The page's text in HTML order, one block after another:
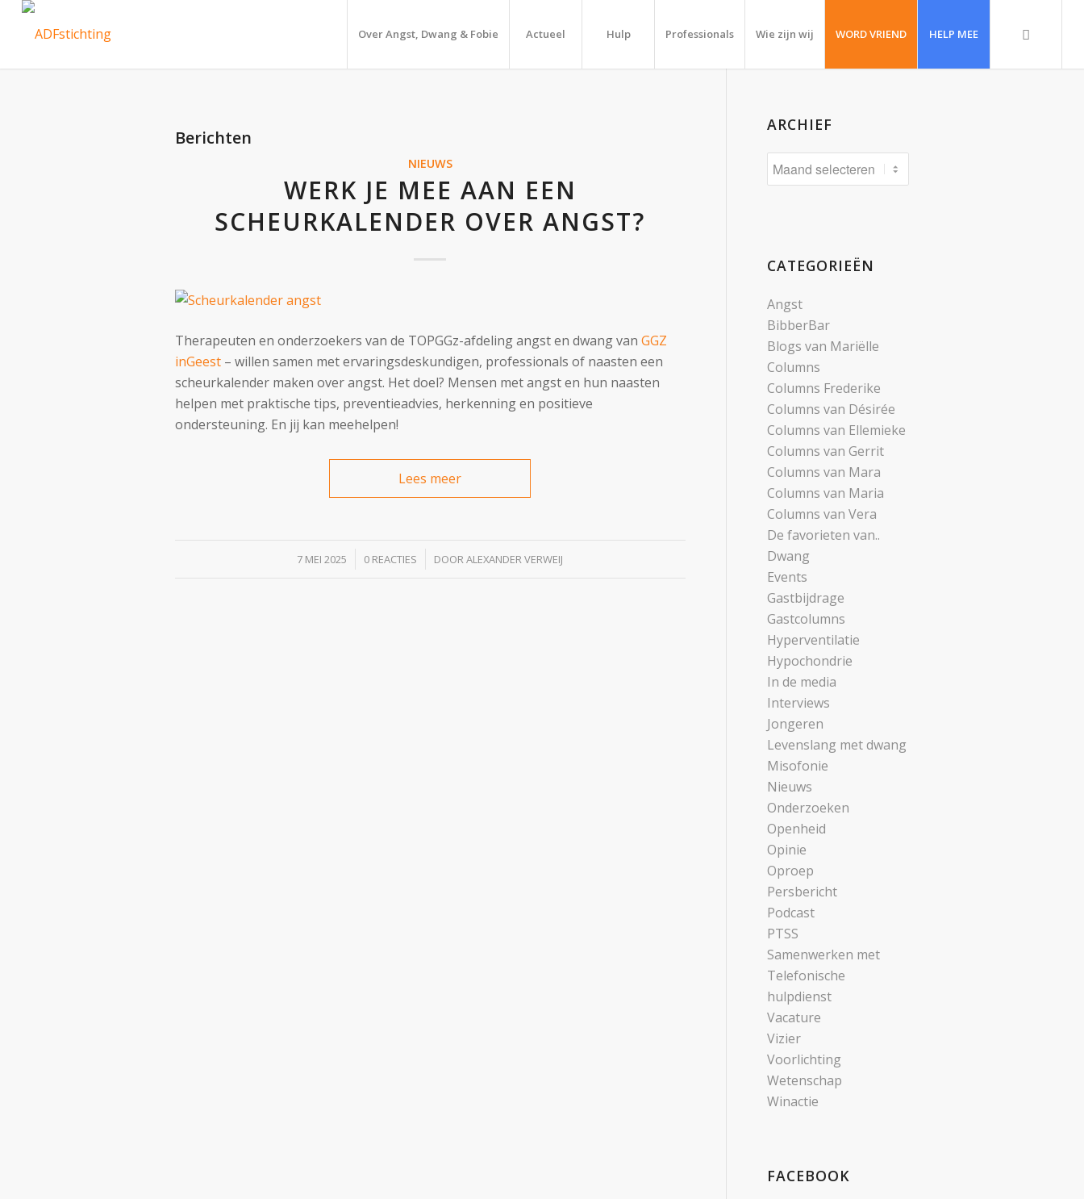
Over Angst, Dwang & Fobie Actueel Hulp Professionals Wie zijn wij WORD VRIEND HELP MEE
Berichten
NIEUWS
WERK JE MEE AAN EEN
SCHEURKALENDER OVER ANGST?
Therapeuten en onderzoekers van de TOPGGz-afdeling angst en dwang van GGZ
inGeest – willen samen met ervaringsdeskundigen, professionals of naasten een
scheurkalender maken over angst. Het doel? Mensen met angst en hun naasten
helpen met praktische tips, preventieadvies, herkenning en positieve
ondersteuning. En jij kan meehelpen!
Lees meer
7 MEI 2025
/ 0 REACTIES
/ DOORALEXANDER VERWEIJ
ARCHIEF
CATEGORIEËN
Angst
BibberBar
Blogs van Mariëlle
Columns
Columns Frederike
Columns van Désirée
Columns van Ellemieke
Columns van Gerrit
Columns van Mara
Columns van Maria
Columns van Vera
De favorieten van..
Dwang
Events
Gastbijdrage
Gastcolumns
Hyperventilatie
Hypochondrie
In de media
Interviews
Jongeren
Levenslang met dwang
Misofonie
Nieuws
Onderzoeken
Openheid
Opinie
Oproep
Persbericht
Podcast
PTSS
Samenwerken met
Telefonische
hulpdienst
Vacature
Vizier
Voorlichting
Wetenschap
Winactie
FACEBOOK